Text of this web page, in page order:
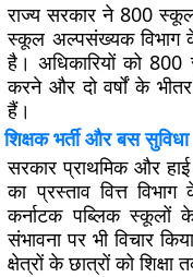
राज्य सरकार ने 800
स्कूल अल्पसंख्यक विभाग
है। अधिकारियों को
करने और दो वर्षों के भीतर
हैं।
शिक्षक भर्ती और बस सुविधा
सरकार प्राथमिक और
का प्रस्ताव वित्त
कर्नाटक पब्लिक स्कूलों
संभावना पर भी विचार
क्षेत्रों के छात्रों को